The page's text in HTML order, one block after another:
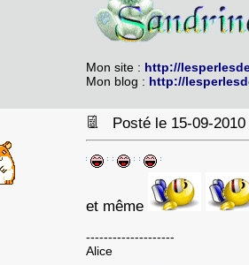
Mon site : http://
Mon blog : http://
Posté le 15-09-
et même
--------------------
Alice